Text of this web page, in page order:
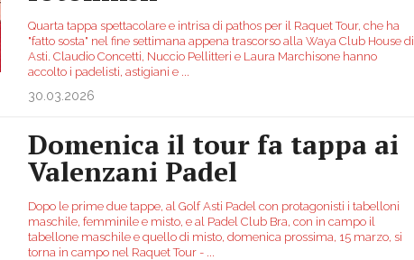
Quarta tappa spettacolare e intrisa di pathos per il Raquet Tour, che ha
"fatto sosta" nel fine settimana appena trascorso alla Waya Club House di
Asti. Claudio Concetti, Nuccio Pellitteri e Laura Marchisone hanno
accolto i padelisti, astigiani e
30.03.2026
Domenica il tour fa tappa ai
Valenzani Padel
Dopo le prime due tappe, al Golf Asti Padel con protagonisti i tabelloni
maschile, femminile e misto, e al Padel Club Bra, con in campo il
tabellone maschile e quello di misto, domenica prossima, 15 marzo, si
torna in campo nel Raquet Tour -